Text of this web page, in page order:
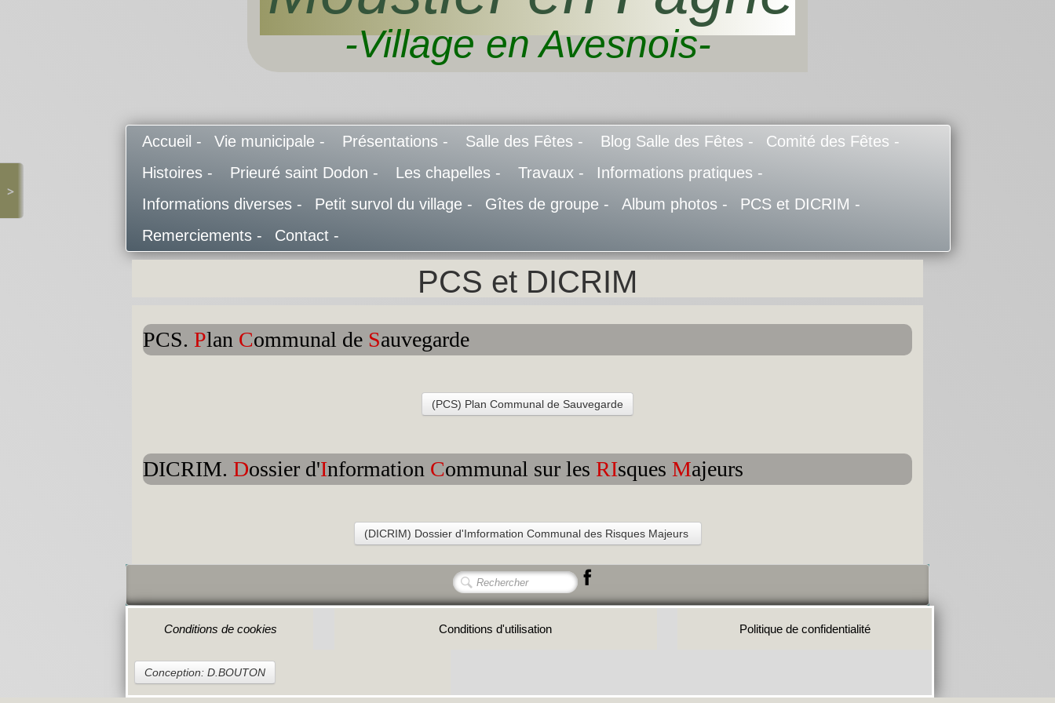
-Village en Avesnois-
Accueil - Vie municipale - Présentations - Salle des Fêtes - Blog Salle des Fêtes -
Comité des Fêtes -
Histoires -
Prieuré saint Dodon - Les chapelles - Travaux -
Informations pratiques -
Informations diverses -
Petit survol du village - Gîtes de groupe - Album photos -
PCS et DICRIM -
Remerciements -
Contact -
>
PCS et DICRIM
PCS. Plan Communal de Sauvegarde
(PCS) Plan Communal de Sauvegarde
DICRIM. Dossier d'Information Communal sur les RIsques Majeurs
(DICRIM) Dossier d'Imformation Communal des Risques Majeurs
Conditions de cookies Conditions d'utilisation Politique de confidentialité
Conception: D.BOUTON